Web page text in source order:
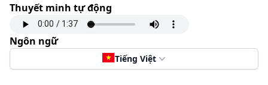
Thuyết minh tự động
Ngôn ngữ
Tiếng Việt